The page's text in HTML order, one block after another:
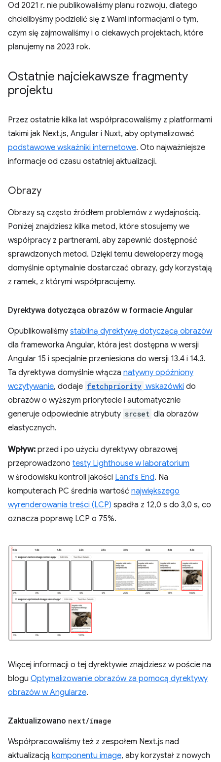
Od 2021 r. nie publikowaliśmy planu rozwoju, dlatego
chcielibyśmy podzielić się z Wami informacjami o tym,
czym się zajmowaliśmy i o ciekawych projektach, które
planujemy na 2023 rok.
Ostatnie najciekawsze fragmenty
projektu
Przez ostatnie kilka lat współpracowaliśmy z platformami
takimi jak Next.js, Angular i Nuxt, aby optymalizować
podstawowe wskaźniki internetowe. Oto najważniejsze
informacje od czasu ostatniej aktualizacji.
Obrazy
Obrazy są często źródłem problemów z wydajnością.
Poniżej znajdziesz kilka metod, które stosujemy we
współpracy z partnerami, aby zapewnić dostępność
sprawdzonych metod. Dzięki temu deweloperzy mogą
domyślnie optymalnie dostarczać obrazy, gdy korzystają
z ramek, z którymi współpracujemy.
Dyrektywa dotycząca obrazów w formacie Angular
Opublikowaliśmy stabilną dyrektywę dotyczącą obrazów
dla frameworka Angular, która jest dostępna w wersji
Angular 15 i specjalnie przeniesiona do wersji 13.4 i 14.3.
Ta dyrektywa domyślnie włącza natywny opóźniony
wczytywanie, dodaje fetchpriority wskazówki do
obrazów o wyższym priorytecie i automatycznie
generuje odpowiednie atrybuty srcset dla obrazów
elastycznych.
Wpływ: przed i po użyciu dyrektywy obrazowej
przeprowadzono testy Lighthouse w laboratorium
w środowisku kontroli jakości Land's End. Na
komputerach PC średnia wartość największego
wyrenderowania treści (LCP) spadła z 12,0 s do 3,0 s, co
oznacza poprawę LCP o 75%.
Więcej informacji o tej dyrektywie znajdziesz w poście na
blogu Optymalizowanie obrazów za pomocą dyrektywy
obrazów w Angularze.
Zaktualizowano next/image
Współpracowaliśmy też z zespołem Next.js nad
aktualizacją komponentu image, aby korzystał z nowych